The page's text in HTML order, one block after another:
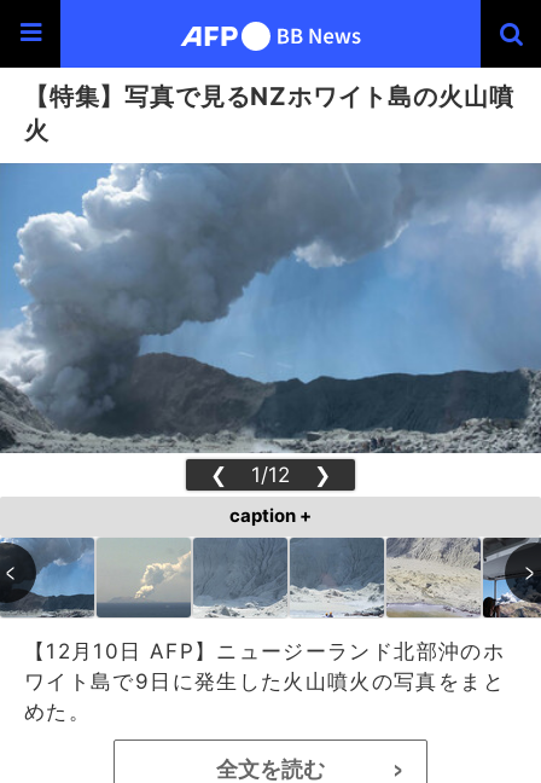
【特集】写真で見るNZホワイト島の火山噴
火
❮ 1/12 ❯
caption +
【12月10日 AFP】ニュージーランド北部沖のホ
ワイト島で9日に発生した火山噴火の写真をまと
めた。
全文を読む >